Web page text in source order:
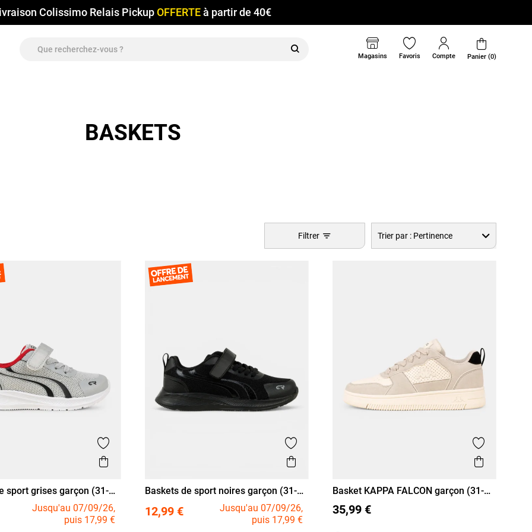
Colissimo Relais Pickup OFFERTEà partir de 40€
Magasins Favoris Compte Panier (0)
BASKETS
Filtrer Trier par :Pertinence
Ajouter aux favoris
Aperçu rapide
33 34 35 36 37
sport grises garçon (31-
Jusqu'au 07/09/26,
puis 17,99 €
Ajouter aux favoris
Aperçu rapide
31 32 33 34 35 36 37
Baskets de sport noires garçon (31-
12,99 €
Jusqu'au 07/09/26,
puis 17,99 €
Ajouter
Aperçu
31 32 33 34 35 36 37
Basket KAPPA FALCON garçon (31-
35,99 €